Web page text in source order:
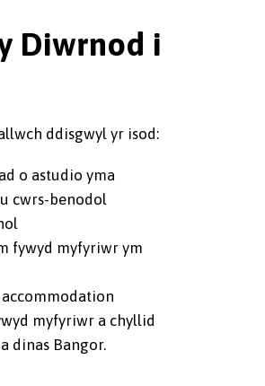
Diwrnod i
ddisgwyl yr isod:
o astudio yma
cwrs-benodol
fywyd myfyriwr ym
myfyriwr a chyllid
dinas Bangor.